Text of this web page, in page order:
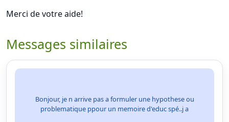
Merci de votre aide!
Messages similaires
Bonjour, je n arrive pas a formuler une hypothese ou
problematique ppour un memoire d'educ spé..j a